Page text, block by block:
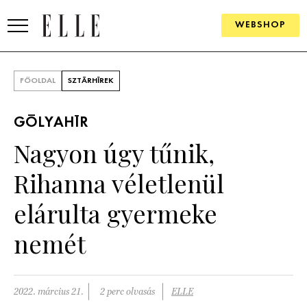
WEBSHOP
SZÉPSÉG
PÁRKAPCSOLAT
FŐOLDAL SZTÁRHÍREK
GÓLYAHÍR
Nagyon úgy tűnik,
Rihanna véletlenül
elárulta gyermeke
nemét
2022. március 21. 2 perc olvasás ELLE